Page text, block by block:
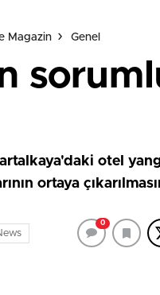
Magazin Genel
otel
ortaya
0